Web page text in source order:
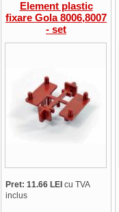
Element plastic
fixare Gola 8006,8007
- set
Pret: 11.66 LEI cu TVA
inclus